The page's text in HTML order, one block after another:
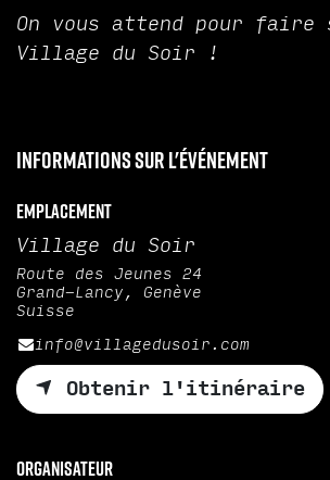
On vous attend pour faire
Village du Soir !
Informations sur l'événement
Emplacement
Village du Soir
Route des Jeunes 24
Grand-Lancy, Genève
Suisse
info@villagedusoir.com
Obtenir l'itinéraire
Organisateur